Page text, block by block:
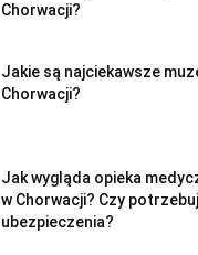
Chorwacji?
Jakie są najciekawsze
Chorwacji?
Jak wygląda opieka
w Chorwacji? Czy
ubezpieczenia?